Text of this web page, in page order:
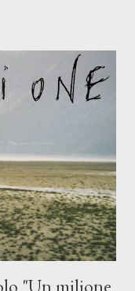
questo concept
separazione dalla
che opprime,
che ora è, che giorno
come singolo una
"Un milione